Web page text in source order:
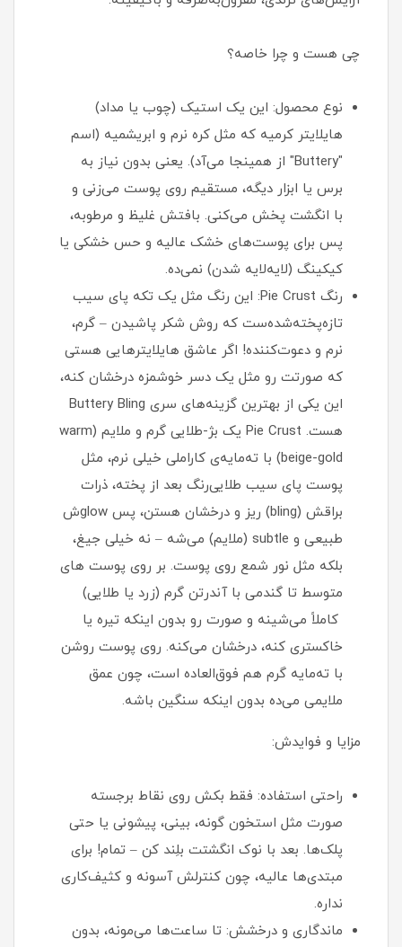
چی هست و چرا خاصه؟
نوع محصول: این یک استیک (چوب یا مداد)
هایلایتر کرمیه که مثل کره نرم و ابریشمیه (اسم
"Buttery" از همینجا می‌آد). یعنی بدون نیاز به
برس یا ابزار دیگه، مستقیم روی پوست می‌زنی و
با انگشت پخش می‌کنی. بافتش غلیظ و مرطوبه،
پس برای پوست‌های خشک عالیه و حس خشکی یا
کیکینگ (لایه‌لایه شدن) نمی‌ده.
رنگ Pie Crust: این رنگ مثل یک تکه پای سیب
تازه‌پخته‌شده‌ست که روش شکر پاشیدن – گرم،
نرم و دعوت‌کننده! اگر عاشق هایلایترهایی هستی
که صورتت رو مثل یک دسر خوشمزه درخشان کنه،
این یکی از بهترین گزینه‌های سری Buttery Bling
هست. Pie Crust یک بژ-طلایی گرم و ملایم (warm
beige-gold) با ته‌مایه‌ی کاراملی خیلی نرم، مثل
پوست پای سیب طلایی‌رنگ بعد از پخته، ذرات
براقش (bling) ریز و درخشان هستن، پس glowش
طبیعی و subtle (ملایم) می‌شه – نه خیلی جیغ،
بلکه مثل نور شمع روی پوست. بر روی پوست های
متوسط تا گندمی با آندرتن گرم (زرد یا طلایی)
کاملاً می‌شینه و صورت رو بدون اینکه تیره یا
خاکستری کنه، درخشان می‌کنه. روی پوست روشن
با ته‌مایه گرم هم فوق‌العاده است، چون عمق
ملایمی می‌ده بدون اینکه سنگین باشه.
مزایا و فوایدش:
راحتی استفاده: فقط بکش روی نقاط برجسته
صورت مثل استخون گونه، بینی، پیشونی یا حتی
پلک‌ها. بعد با نوک انگشتت بلِند کن – تمام! برای
مبتدی‌ها عالیه، چون کنترلش آسونه و کثیف‌کاری
نداره.
ماندگاری و درخشش: تا ساعت‌ها می‌مونه، بدون